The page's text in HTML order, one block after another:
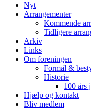
Nyt
Arrangementer
Kommende
Tidligere
Arkiv
Links
Om foreningen
Formål &
Historie
100 års
Hjælp og kontakt
Bliv medlem